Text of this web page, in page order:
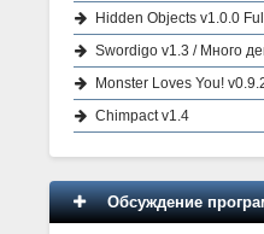
Hidden Objects v1.0.0
Swordigo v1.3 / Много
Monster Loves You!
Chimpact v1.4
Обсуждение